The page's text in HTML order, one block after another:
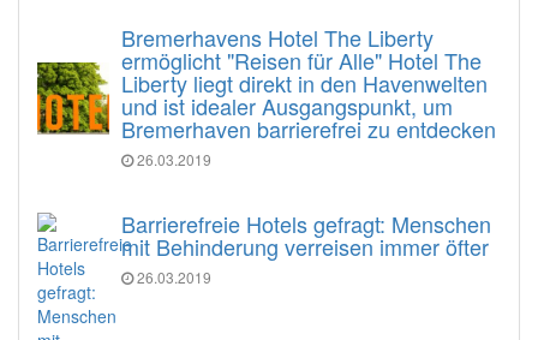
Bremerhavens Hotel The Liberty
ermöglicht "Reisen für Alle" Hotel The
Liberty liegt direkt in den Havenwelten
und ist idealer Ausgangspunkt, um
Bremerhaven barrierefrei zu entdecken
26.03.2019
Barrierefreie Hotels gefragt: Menschen
mit Behinderung verreisen immer öfter
26.03.2019